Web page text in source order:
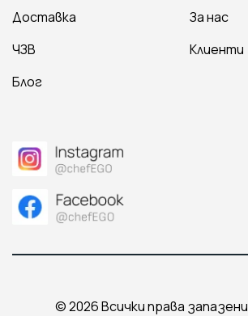
Доставка
ЧЗВ
Блог
За нас
Клиенти
© 2026 Всички права запазени